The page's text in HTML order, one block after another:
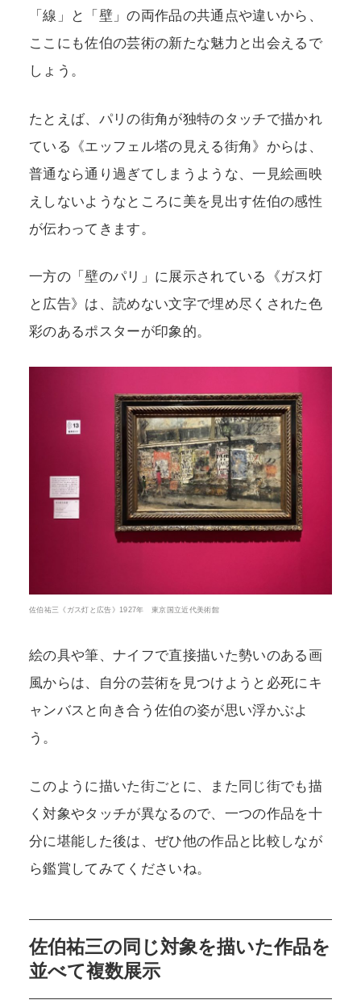
「線」と「壁」の両作品の共通点や違いから、
ここにも佐伯の芸術の新たな魅力と出会えるで
しょう。
たとえば、パリの街角が独特のタッチで描かれ
ている《エッフェル塔の見える街角》からは、
普通なら通り過ぎてしまうような、一見絵画映
えしないようなところに美を見出す佐伯の感性
が伝わってきます。
一方の「壁のパリ」に展示されている《ガス灯
と広告》は、読めない文字で埋め尽くされた色
彩のあるポスターが印象的。
佐伯祐三《ガス灯と広告》1927年 東京国立近代美術館
絵の具や筆、ナイフで直接描いた勢いのある画
風からは、自分の芸術を見つけようと必死にキ
ャンバスと向き合う佐伯の姿が思い浮かぶよ
う。
このように描いた街ごとに、また同じ街でも描
く対象やタッチが異なるので、一つの作品を十
分に堪能した後は、ぜひ他の作品と比較しなが
ら鑑賞してみてくださいね。
佐伯祐三の同じ対象を描いた作品を
並べて複数展示